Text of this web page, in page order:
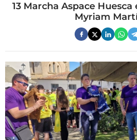
13 Marcha Aspace
Myriam